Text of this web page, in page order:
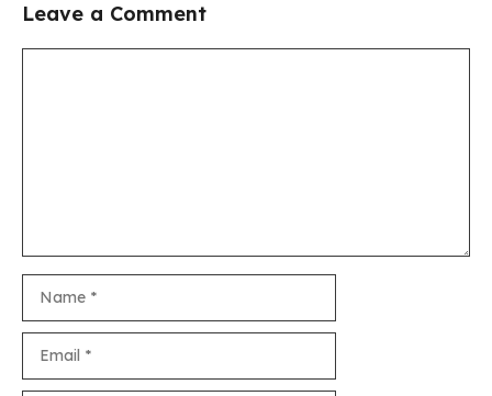
Leave a Comment